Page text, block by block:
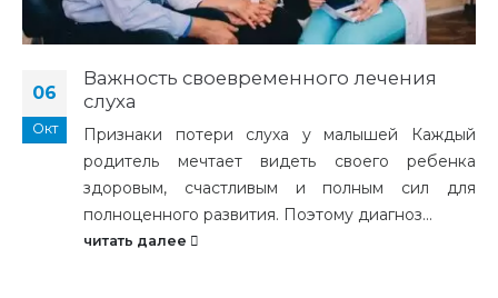
06
Окт
Важность своевременного лечения
слуха
Признаки потери слуха у малышей Каждый
родитель мечтает видеть своего ребенка
здоровым, счастливым и полным сил для
полноценного развития. Поэтому диагноз...
читать далее